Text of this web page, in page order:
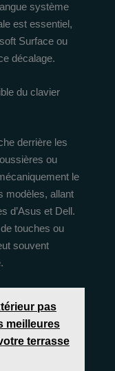
système
est essentiel,
Surface ou
décalage.
du clavier
derrière les
ou
le
modèles, allant
d’Asus et Dell.
touches ou
souvent
pas
meilleures
terrasse